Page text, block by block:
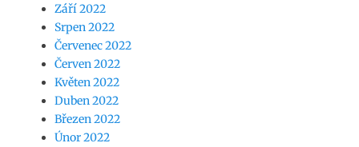
Září 2022
Srpen 2022
Červenec 2022
Červen 2022
Květen 2022
Duben 2022
Březen 2022
Únor 2022